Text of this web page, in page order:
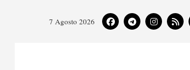
7 Agosto 2026